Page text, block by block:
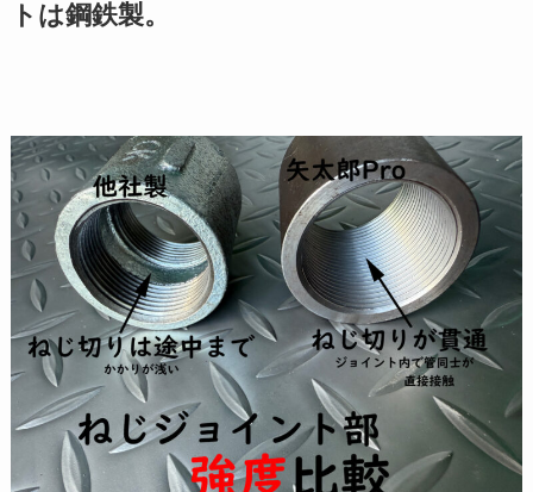
トは鋼鉄製。